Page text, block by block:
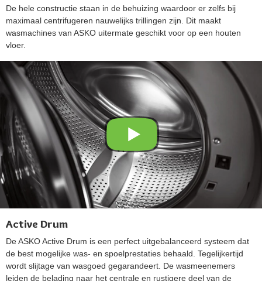
De hele constructie staan in de behuizing waardoor er zelfs bij
maximaal centrifugeren nauwelijks trillingen zijn. Dit maakt
wasmachines van ASKO uitermate geschikt voor op een houten
vloer.
Active Drum
De ASKO Active Drum is een perfect uitgebalanceerd systeem dat
de best mogelijke was- en spoelprestaties behaald. Tegelijkertijd
wordt slijtage van wasgoed gegarandeert. De wasmeenemers
leiden de belading naar het centrale en rustigere deel van de